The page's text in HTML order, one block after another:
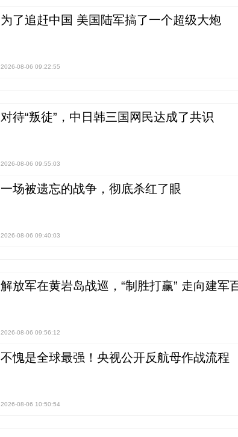
为了追赶中国 美国陆军搞了一个超级大炮
2026-08-06 09:22:55
对待“叛徒”，中日韩三国网民达成了共识
2026-08-06 09:55:03
一场被遗忘的战争，彻底杀红了眼
2026-08-06 09:40:03
解放军在黄岩岛战巡，“制胜打赢” 走向建军
2026-08-06 09:56:12
不愧是全球最强！央视公开反航母作战流程
2026-08-06 10:50:54